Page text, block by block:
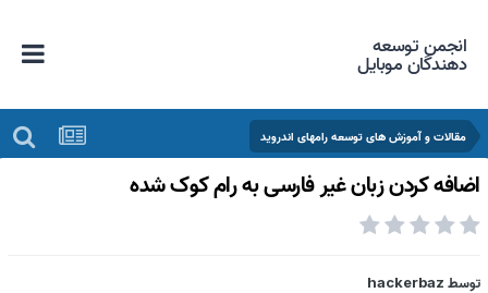
انجمن توسعه
دهندگان موبایل
مقالات و آموزش های توسعه رامهای اندروید
کردن زبان غیر فارسی به رام کوک شده
hackerbaz